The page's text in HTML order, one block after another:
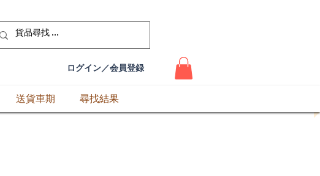
ログイン／会員登録
送貨車期 尋找結果